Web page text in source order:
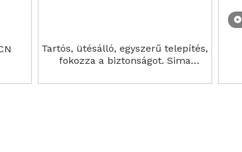
Tartós, ütésálló, egyszerű telepítés,
fokozza a biztonságot. Sima